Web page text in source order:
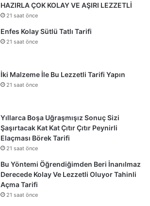
HAZIRLA ÇOK KOLAY VE AŞIRI LEZZETLİ
21 saat önce
Enfes Kolay Sütlü Tatlı Tarifi
21 saat önce
İki Malzeme İle Bu Lezzetli Tarifi Yapın
21 saat önce
Yıllarca Boşa Uğraşmışız Sonuç Sizi
Şaşırtacak Kat Kat Çıtır Çıtır Peynirli
Elaçması Börek Tarifi
21 saat önce
Bu Yöntemi Öğrendiğimden Beri İnanılmaz
Derecede Kolay Ve Lezzetli Oluyor Tahinli
Açma Tarifi
21 saat önce